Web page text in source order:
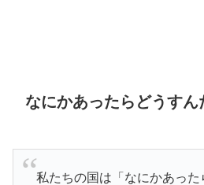
なにかあったらどうすん
私たちの国は「なにかあった